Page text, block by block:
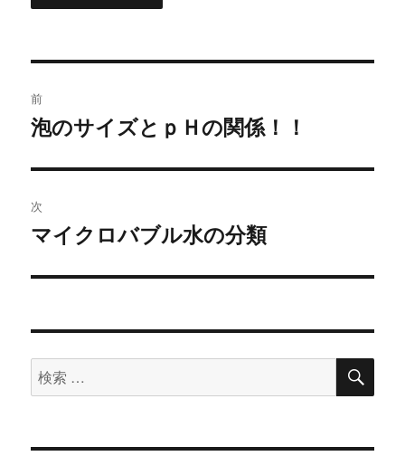
稿
ビ
ゲ
ー
ン
前
過
の
投
稿:
泡のサイズとｐＨの関係！！
次
次
投
マイクロバブル水の分類
検
索
象:
検